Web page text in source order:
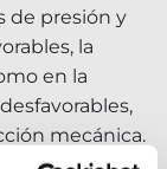
de presión y
la
en la
mecánica.